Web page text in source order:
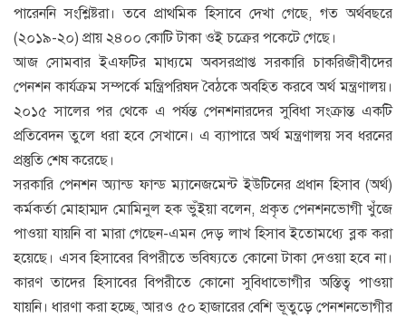
পারেননি সংশ্লিষ্টরা। তবে প্রাথমিক হিসাবে দেখা গেছে, গত অর্থবছরে
(২০১৯-২০) প্রায় ২৪০০ কোটি টাকা ওই চক্রের পকেটে গেছে।
আজ সোমবার ইএফটির মাধ্যমে অবসরপ্রাপ্ত সরকারি চাকরিজীবীদের
পেনশন কার্যক্রম সম্পর্কে মন্ত্রিপরিষদ বৈঠকে অবহিত করবে অর্থ মন্ত্রণালয়।
২০১৫ সালের পর থেকে এ পর্যন্ত পেনশনারদের সুবিধা সংক্রান্ত একটি
প্রতিবেদন তুলে ধরা হবে সেখানে। এ ব্যাপারে অর্থ মন্ত্রণালয় সব ধরনের
প্রস্তুতি শেষ করেছে।
সরকারি পেনশন অ্যান্ড ফান্ড ম্যানেজমেন্ট ইউটিনের প্রধান হিসাব (অর্থ)
কর্মকর্তা মোহাম্মদ মোমিনুল হক ভুঁইয়া বলেন, প্রকৃত পেনশনভোগী খুঁজে
পাওয়া যায়নি বা মারা গেছেন-এমন দেড় লাখ হিসাব ইতোমধ্যে ব্লক করা
হয়েছে। এসব হিসাবের বিপরীতে ভবিষ্যতে কোনো টাকা দেওয়া হবে না।
কারণ তাদের হিসাবের বিপরীতে কোনো সুবিধাভোগীর অস্তিত্ব পাওয়া
যায়নি। ধারণা করা হচ্ছে, আরও ৫০ হাজারের বেশি ভূতুড়ে পেনশনভোগীর